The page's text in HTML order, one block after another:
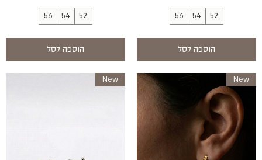
52
54
56
הוספה לסל
52
54
56
הוספה לסל
New
New